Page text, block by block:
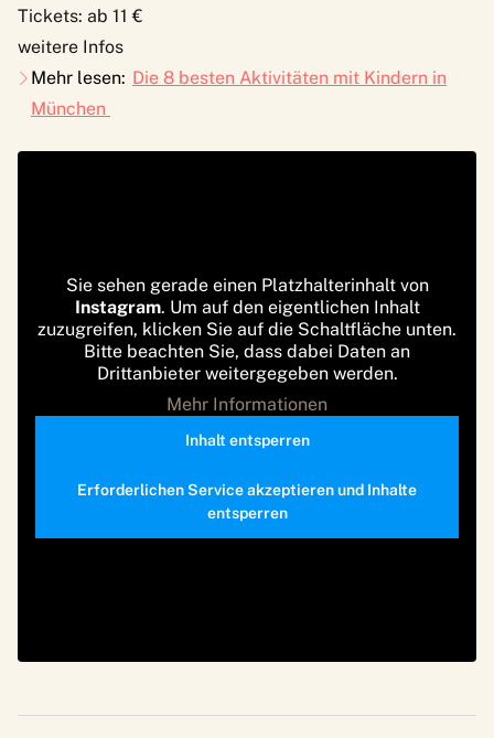
Tickets: ab 11 €
weitere Infos
Mehr lesen: Die 8 besten Aktivitäten mit Kindern in
München
Sie sehen gerade einen Platzhalterinhalt von
Instagram. Um auf den eigentlichen Inhalt
zuzugreifen, klicken Sie auf die Schaltfläche unten.
Bitte beachten Sie, dass dabei Daten an
Drittanbieter weitergegeben werden.
Mehr Informationen
Inhalt entsperren
Erforderlichen Service akzeptieren und Inhalte
entsperren